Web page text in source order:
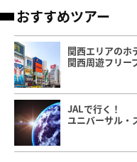
おすすめツアー
関西エリアのホ
関西周遊フリー
JALで行く！
ユニバーサル・